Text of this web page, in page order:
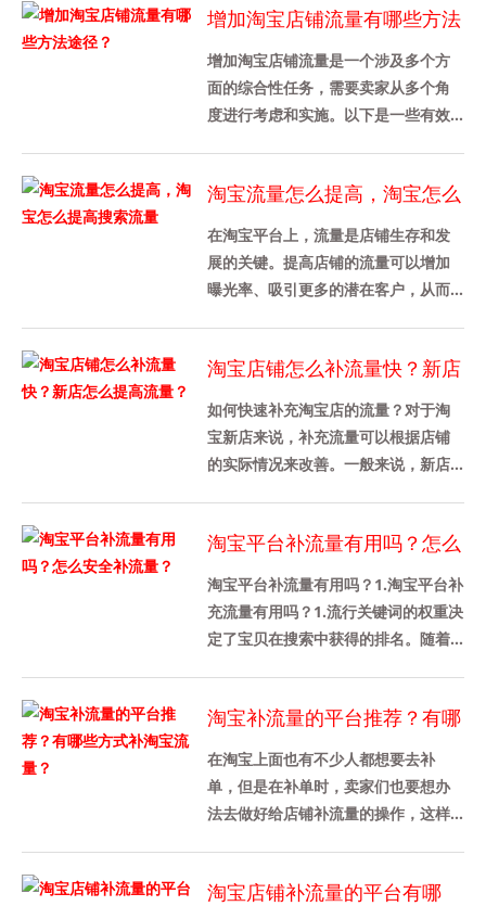
心......
增加淘宝店铺流量有哪些方法
途径？
增加淘宝店铺流量是一个涉及多个方
面的综合性任务，需要卖家从多个角
度进行考虑和实施。以下是一些有效
淘宝流量怎么提高，淘宝怎么
提高搜索流量
在淘宝平台上，流量是店铺生存和发
展的关键。提高店铺的流量可以增加
曝光率、吸引更多的潜在客户，从而
的......
淘宝店铺怎么补流量快？新店
怎么提高流量？
如何快速补充淘宝店的流量？对于淘
宝新店来说，补充流量可以根据店铺
的实际情况来改善。一般来说，新店
淘宝平台补流量有用吗？怎么
安全补流量？
淘宝平台补流量有用吗？1.淘宝平台补
充流量有用吗？1.流行关键词的权重决
定了宝贝在搜索中获得的排名。随着
淘宝补流量的平台推荐？有哪
些方式补淘宝流量？
在淘宝上面也有不少人都想要去补
单，但是在补单时，卖家们也要想办
法去做好给店铺补流量的操作，这样
补......
淘宝店铺补流量的平台有哪